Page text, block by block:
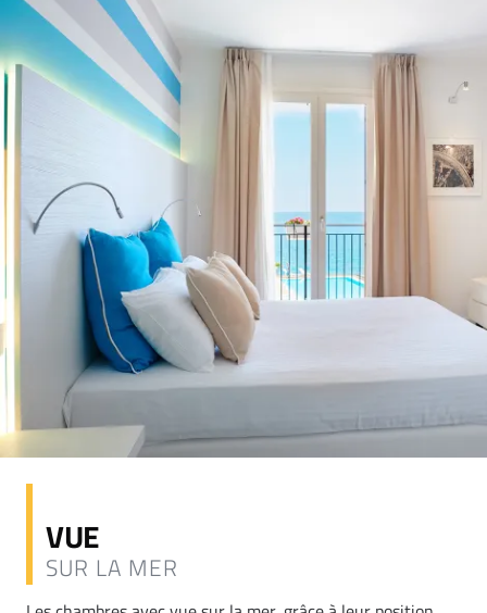
VUE
SUR LA MER